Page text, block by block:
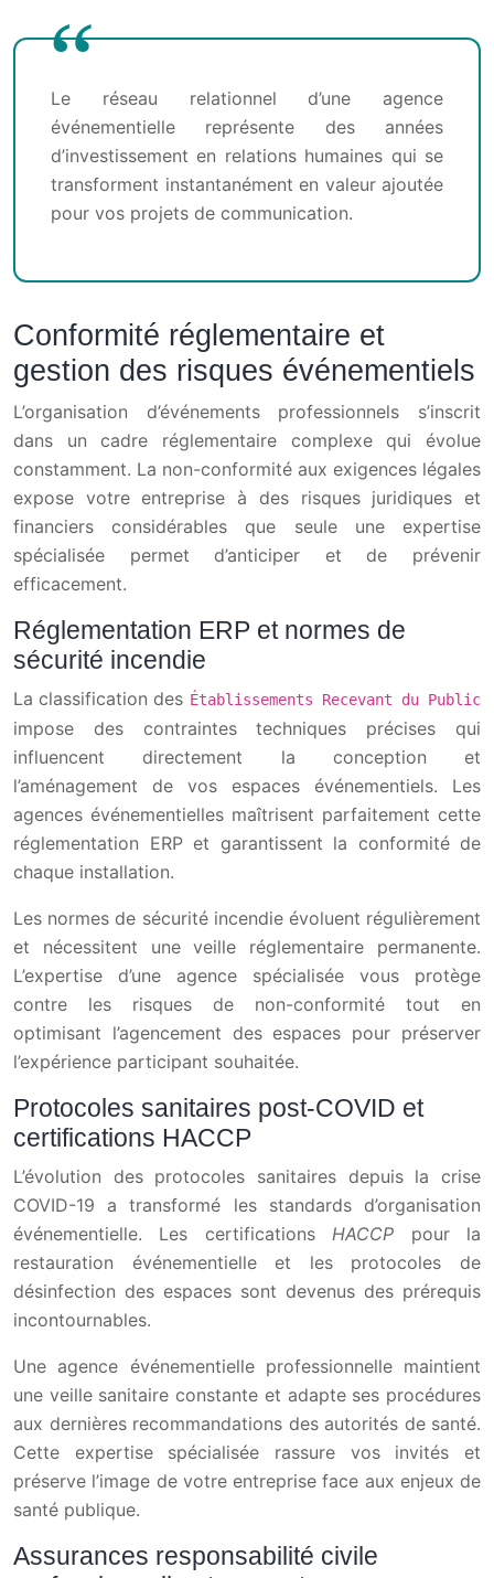
Le réseau relationnel d’une agence
événementielle représente des années
d’investissement en relations humaines qui se
transforment instantanément en valeur ajoutée
pour vos projets de communication.
Conformité réglementaire et
gestion des risques événementiels
L’organisation d’événements professionnels s’inscrit
dans un cadre réglementaire complexe qui évolue
constamment. La non-conformité aux exigences légales
expose votre entreprise à des risques juridiques et
financiers considérables que seule une expertise
spécialisée permet d’anticiper et de prévenir
efficacement.
Réglementation ERP et normes de
sécurité incendie
La classification des Établissements Recevant du Public
impose des contraintes techniques précises qui
influencent directement la conception et
l’aménagement de vos espaces événementiels. Les
agences événementielles maîtrisent parfaitement cette
réglementation ERP et garantissent la conformité de
chaque installation.
Les normes de sécurité incendie évoluent régulièrement
et nécessitent une veille réglementaire permanente.
L’expertise d’une agence spécialisée vous protège
contre les risques de non-conformité tout en
optimisant l’agencement des espaces pour préserver
l’expérience participant souhaitée.
Protocoles sanitaires post-COVID et
certifications HACCP
L’évolution des protocoles sanitaires depuis la crise
COVID-19 a transformé les standards d’organisation
événementielle. Les certificationsHACCP pour la
restauration événementielle et les protocoles de
désinfection des espaces sont devenus des prérequis
incontournables.
Une agence événementielle professionnelle maintient
une veille sanitaire constante et adapte ses procédures
aux dernières recommandations des autorités de santé.
Cette expertise spécialisée rassure vos invités et
préserve l’image de votre entreprise face aux enjeux de
santé publique.
Assurances responsabilité civile